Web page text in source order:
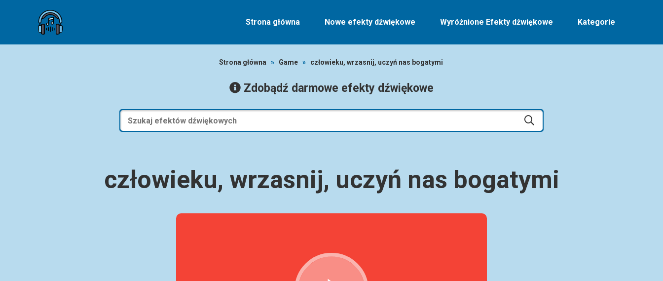
Strona główna Nowe efekty dźwiękowe Wyróżnione Efekty dźwiękowe Kategorie
Strona główna » Game » człowieku, wrzasnij, uczyń nas bogatymi
Zdobądź darmowe efekty dźwiękowe
człowieku, wrzasnij, uczyń nas bogatymi